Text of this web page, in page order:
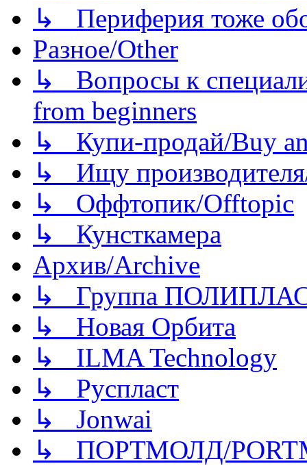
↳ Периферия тоже
Разное/Other
↳ Вопросы к
from beginners
↳ Купи-продай/Buy
↳ Ищу
↳ Оффтопик/Offtopic
↳ Кунсткамера
Архив/Archive
↳ Группа
↳ Новая Орбита
↳ ILMA Technology
↳ Руспласт
↳ Jonwai
↳ ПОРТМОЛД/